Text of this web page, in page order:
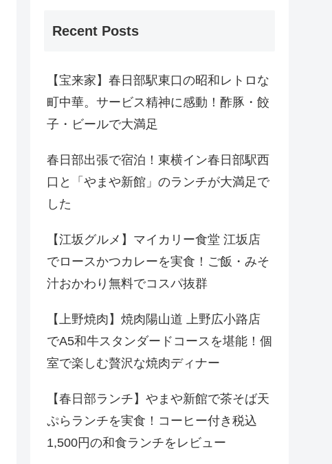
Recent Posts
【宝来家】春日部駅東口の昭和レトロな
町中華。サービス精神に感動！酢豚・餃
子・ビールで大満足
春日部出張で宿泊！東横イン春日部駅西
口と「やまや新館」のランチが大満足で
した
【江坂グルメ】マイカリー食堂 江坂店
でロースかつカレーを実食！ご飯・みそ
汁おかわり無料でコスパ抜群
【上野焼肉】焼肉陽山道 上野広小路店
でA5和牛スタンダードコースを堪能！個
室で楽しむ贅沢な焼肉ディナー
【春日部ランチ】やまや新館で茶そば天
ぷらランチを実食！コーヒー付き税込
1,500円の和食ランチをレビュー